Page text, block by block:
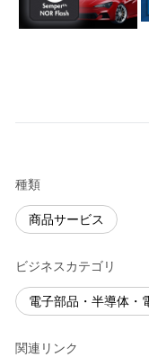
種類
商品サービス
ビジネスカテゴリ
電子部品・半導体・
関連リンク